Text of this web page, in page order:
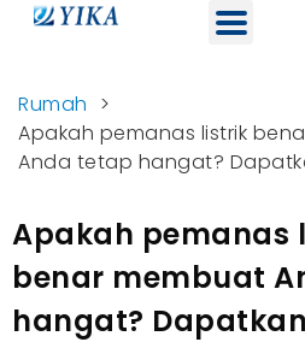
Rumah >
Apakah pemanas listrik
Anda tetap hangat?
Apakah pemanas
benar membuat
hangat?